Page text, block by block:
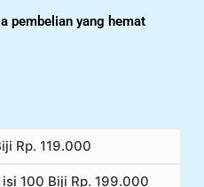
pembelian yang hemat
Rp. 119.000
100 Biji Rp. 199.000